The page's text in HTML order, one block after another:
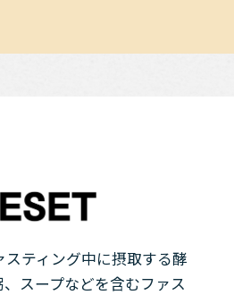
スティング中に摂取する酵
スープなどを含むファス